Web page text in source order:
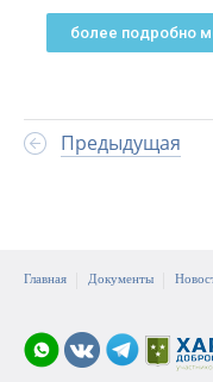
более подробно
Предыдущая
Главная Документы